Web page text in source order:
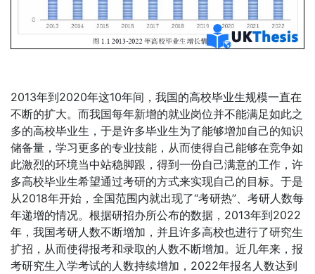
2013年到2020年这10年间，我国的高校毕业生规模一直在
不断的扩大。而我国每年新增的就业岗位并不能满足如此之
多的高校毕业生，于是许多毕业生为了能够增加自己的知识
储备量，学习更多的专业技能，从而使得自己能够在竞争如
此激烈的环境当中站稳脚跟，得到一份自己满意的工作，许
多高校毕业生希望通过考研的方式来实现自己的目标。于是
从2018年开始，全国范围内就出现了“考研热”、考研人数每
年递增的情况。根据研招办所公布的数据，2013年到2022
年，我国考研人数不断增加，并且许多高校也进行了研究生
扩招，从而使得报考和录取的人数不断增加。近几年来，报
考研究生入学考试的人数持续增加，2022年报名人数达到